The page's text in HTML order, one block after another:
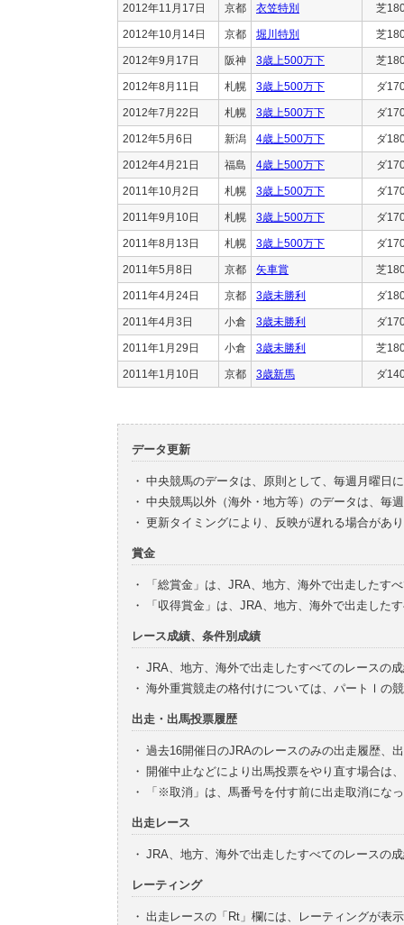
2012年11月17日 京都 衣笠特別 芝
2012年10月14日 京都 堀川特別 芝
2012年9月17日 阪神 3歳上500万下 芝
2012年8月11日 札幌 3歳上500万下 ダ
2012年7月22日 札幌 3歳上500万下 ダ
2012年5月6日 新潟 4歳上500万下 ダ
2012年4月21日 福島 4歳上500万下 ダ
2011年10月2日 札幌 3歳上500万下 ダ
2011年9月10日 札幌 3歳上500万下 ダ
2011年8月13日 札幌 3歳上500万下 ダ
2011年5月8日 京都 矢車賞 芝
2011年4月24日 京都 3歳未勝利 ダ
2011年4月3日 小倉 3歳未勝利 ダ
2011年1月29日 小倉 3歳未勝利 芝
2011年1月10日 京都 3歳新馬 ダ
データ更新
・ 中央競馬のデータは、原則として、毎週月曜日
・ 中央競馬以外（海外・地方等）のデータは、毎
・ 更新タイミングにより、反映が遅れる場合があ
賞金
・
「総賞金」は、JRA、地方、海外で出走したす
・
「収得賞金」は、JRA、地方、海外で出走した
レース成績、条件別成績
・ JRA、地方、海外で出走したすべてのレースの
・ 海外重賞競走の格付けについては、パートⅠの
出走・出馬投票履歴
・ 過去16開催日のJRAのレースのみの出走履歴、
・ 開催中止などにより出馬投票をやり直す場合は
・
「※取消」は、馬番号を付す前に出走取消にな
出走レース
・ JRA、地方、海外で出走したすべてのレースの
レーティング
・ 出走レースの「Rt」欄には、レーティングが表